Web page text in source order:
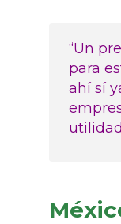
“Un
para
ahí sí